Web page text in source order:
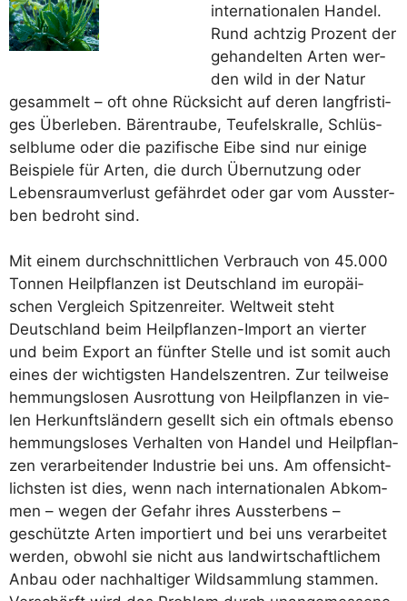
inter­na­tio­na­len Han­del.
Rund acht­zig Pro­zent der
gehan­del­ten Arten wer­
den wild in der Natur
gesam­melt – oft ohne Rück­sicht auf deren lang­fris­ti­
ges Über­le­ben. Bären­trau­be, Teu­fels­kral­le, Schlüs­
sel­blu­me oder die pazi­fi­sche Eibe sind nur eini­ge
Bei­spie­le für Arten, die durch Über­nut­zung oder
Lebens­raum­ver­lust gefähr­det oder gar vom Aus­ster­
ben bedroht sind.
Mit einem durch­schnitt­li­chen Ver­brauch von 45.000
Ton­nen Heil­pflan­zen ist Deutsch­land im euro­päi­
schen Ver­gleich Spit­zen­rei­ter. Welt­weit steht
Deutsch­land beim Heil­pflan­zen-Import an vier­ter
und beim Export an fünf­ter Stel­le und ist somit auch
eines der wich­tigs­ten Han­dels­zen­tren. Zur teil­wei­se
hem­mungs­lo­sen Aus­rot­tung von Heil­pflan­zen in vie­
len Her­kunfts­län­dern gesellt sich ein oft­mals eben­so
hem­mungs­lo­ses Ver­hal­ten von Han­del und Heil­pflan­
zen ver­ar­bei­ten­der Indus­trie bei uns. Am offen­sicht­
lichs­ten ist dies, wenn nach inter­na­tio­na­len Abkom­
men – wegen der Gefahr ihres Aus­ster­bens –
geschütz­te Arten impor­tiert und bei uns ver­ar­bei­tet
wer­den, obwohl sie nicht aus land­wirt­schaft­li­chem
Anbau oder nach­hal­ti­ger Wild­samm­lung stam­men.